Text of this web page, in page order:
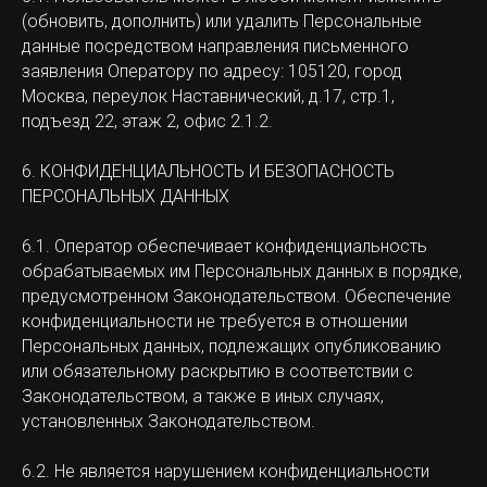
(обновить, дополнить) или удалить Персональные
данные посредством направления письменного
заявления Оператору по адресу: 105120, город
Москва, переулок Наставнический, д.17, стр.1,
подъезд 22, этаж 2, офис 2.1.2.
6. КОНФИДЕНЦИАЛЬНОСТЬ И БЕЗОПАСНОСТЬ
ПЕРСОНАЛЬНЫХ ДАННЫХ
6.1. Оператор обеспечивает конфиденциальность
обрабатываемых им Персональных данных в порядке,
предусмотренном Законодательством. Обеспечение
конфиденциальности не требуется в отношении
Персональных данных, подлежащих опубликованию
или обязательному раскрытию в соответствии с
Законодательством, а также в иных случаях,
установленных Законодательством.
6.2. Не является нарушением конфиденциальности